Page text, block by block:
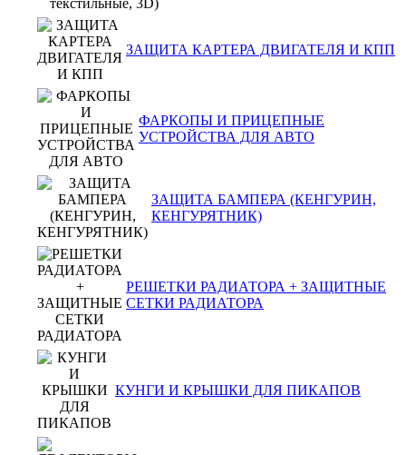
ЗАЩИТА КАРТЕРА ДВИГАТЕЛЯ И КПП
ФАРКОПЫ И ПРИЦЕПНЫЕ
УСТРОЙСТВА ДЛЯ АВТО
ЗАЩИТА БАМПЕРА (КЕНГУРИН,
КЕНГУРЯТНИК)
РЕШЕТКИ РАДИАТОРА + ЗАЩИТНЫЕ
СЕТКИ РАДИАТОРА
КУНГИ И КРЫШКИ ДЛЯ ПИКАПОВ